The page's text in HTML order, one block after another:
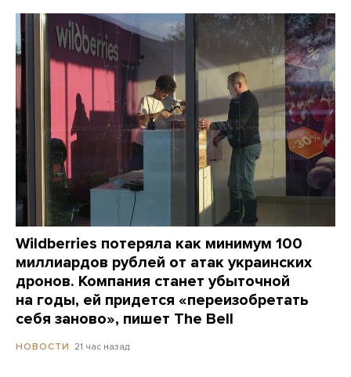
Wildberries потеряла как минимум 100
миллиардов рублей от атак украинских
дронов. Компания станет убыточной
на годы, ей придется «переизобретать
себя заново», пишет The Bell
НОВОСТИ 21 час назад